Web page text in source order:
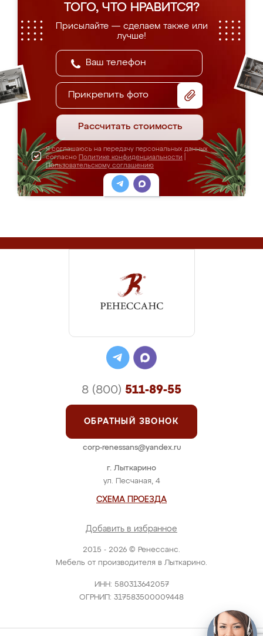
ТОГО, ЧТО НРАВИТСЯ?
Присылайте — сделаем также или
лучше!
Прикрепить фото
Рассчитать стоимость
Я соглашаюсь на передачу персональных данных
согласно Политике конфиденциальности
Пользовательскому соглашению
2015 - 2026 © Ренессанс.
Мебель от производителя в Лыткарино.
ИНН: 580313642057
ОГРНИП: 317583500009448
г. Лыткарино
ул. Песчаная, 4
СХЕМА ПРОЕЗДА
Добавить в избранное
8 (800) 511-89-55
ОБРАТНЫЙ ЗВОНОК
corp-renessans@yandex.ru